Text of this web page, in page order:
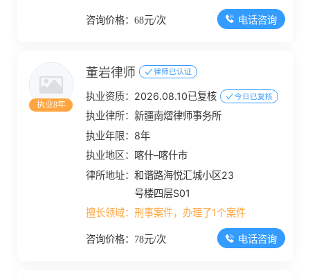
咨询价格：68元/次 电话咨询
执业8年
董岩律师 律师已认证
执业资质： 2026.08.10已复核 今日已复核
执业律所：新疆南熠律师事务所
执业年限： 8年
执业地区： 喀什–喀什市
律所地址：和谐路海悦汇城小区23
号楼四层S01
擅长领域：刑事案件，办理了1个案件
咨询价格：78元/次 电话咨询